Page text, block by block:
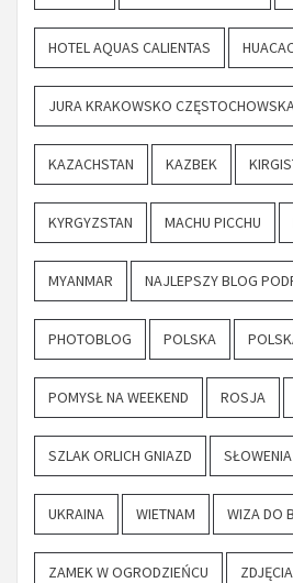
HOTEL AQUAS CALIENTAS
JURA KRAKOWSKO
KAZACHSTAN KAZBEK
KYRGYZSTAN MACHU PICCHU
MYANMAR NAJLEPSZY BLOG
PHOTOBLOG POLSKA
POMYSŁ NA WEEKEND ROSJA
SZLAK ORLICH GNIAZD SŁOWENIA
UKRAINA WIETNAM WIZA DO
ZAMEK W OGRODZIEŃCU ZDJĘCIA